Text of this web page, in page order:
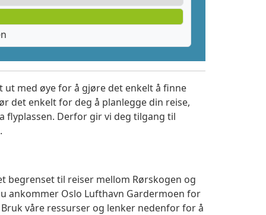
med øye for å gjøre det enkelt å finne
det enkelt for deg å planlegge din reise,
flyplassen. Derfor gir vi deg tilgang til
begrenset til reiser mellom Rørskogen og
ankommer Oslo Lufthavn Gardermoen for
våre ressurser og lenker nedenfor for å